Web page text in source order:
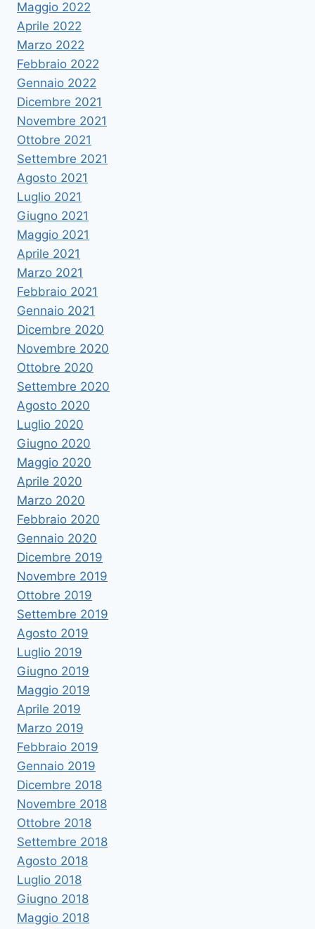
Maggio 2022
Aprile 2022
Marzo 2022
Febbraio 2022
Gennaio 2022
Dicembre 2021
Novembre 2021
Ottobre 2021
Settembre 2021
Agosto 2021
Luglio 2021
Giugno 2021
Maggio 2021
Aprile 2021
Marzo 2021
Febbraio 2021
Gennaio 2021
Dicembre 2020
Novembre 2020
Ottobre 2020
Settembre 2020
Agosto 2020
Luglio 2020
Giugno 2020
Maggio 2020
Aprile 2020
Marzo 2020
Febbraio 2020
Gennaio 2020
Dicembre 2019
Novembre 2019
Ottobre 2019
Settembre 2019
Agosto 2019
Luglio 2019
Giugno 2019
Maggio 2019
Aprile 2019
Marzo 2019
Febbraio 2019
Gennaio 2019
Dicembre 2018
Novembre 2018
Ottobre 2018
Settembre 2018
Agosto 2018
Luglio 2018
Giugno 2018
Maggio 2018